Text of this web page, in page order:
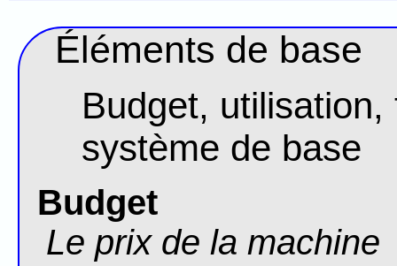
Éléments de base
Budget,
système de base
Budget
Le prix de la machine